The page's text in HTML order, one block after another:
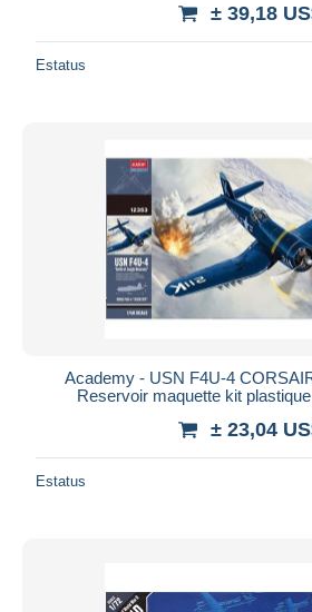
± 39,18
Estatus
Academy - USN F4U-4
Reservoir maquette kit
± 23,04
Estatus